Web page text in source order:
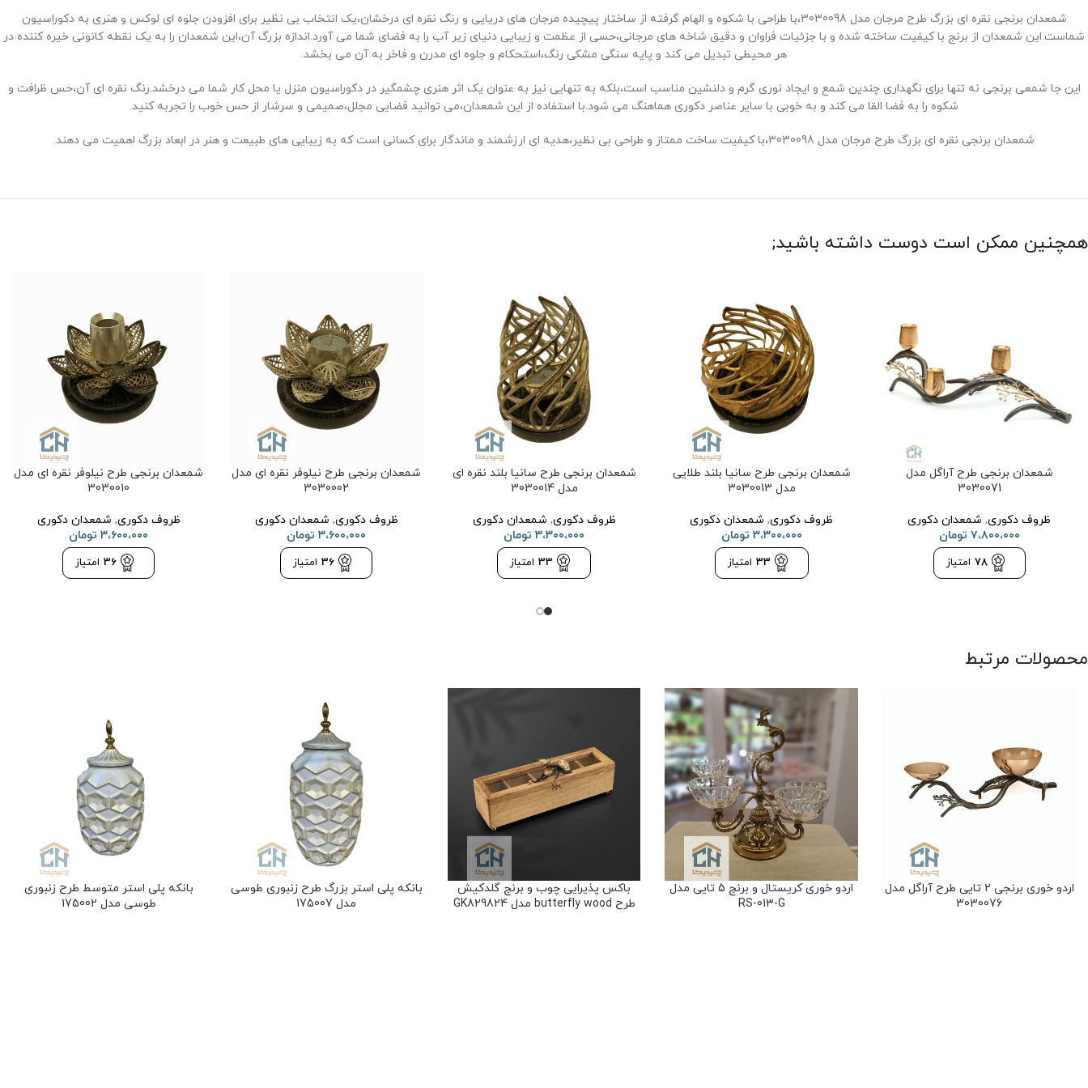
شمعدان برنجی نقره ای بزرگ طرح مرجان مدل 3030098،با طراحی با شکوه و الهام گرفته از ساختار پیچیده مرجان‌ های دریایی و رنگ نقره‌ ای درخشان،یک انتخاب بی‌ نظیر برای افزودن جلوه‌ ای لوکس و هنری به دکوراسیون
شماست.این شمعدان از برنج با کیفیت ساخته شده و با جزئیات فراوان و دقیق شاخه‌ های مرجانی،حسی از عظمت و زیبایی دنیای زیر آب را به فضای شما می ‌آورد.اندازه بزرگ آن،این شمعدان را به یک نقطه کانونی خیره ‌کننده در
هر محیطی تبدیل می ‌کند و پایه سنگی مشکی رنگ،استحکام و جلوه‌ ای مدرن و فاخر به آن می ‌بخشد.
این جا شمعی برنجی نه تنها برای نگهداری چندین شمع و ایجاد نوری گرم و دلنشین مناسب است،بلکه به تنهایی نیز به عنوان یک اثر هنری چشمگیر در دکوراسیون منزل یا محل کار شما می ‌درخشد.رنگ نقره ‌ای آن،حس ظرافت و
شکوه را به فضا القا می ‌کند و به خوبی با سایر عناصر دکوری هماهنگ می ‌شود.با استفاده از این شمعدان،می ‌توانید فضایی مجلل،صمیمی و سرشار از حس خوب را تجربه کنید.
شمعدان برنجی نقره ای بزرگ طرح مرجان مدل 3030098،با کیفیت ساخت ممتاز و طراحی بی‌ نظیر،هدیه ‌ای ارزشمند و ماندگار برای کسانی است که به زیبایی ‌های طبیعت و هنر در ابعاد بزرگ اهمیت می‌ دهند.
همچنین ممکن است دوست داشته باشید;
شمعدان برنجی طرح آراگل مدل
3030071
ظروف دکوری, شمعدان دکوری
۷،۸۰۰،۰۰۰ تومان
78 امتیاز
شمعدان برنجی طرح سانیا بلند طلایی
مدل 3030013
ظروف دکوری, شمعدان دکوری
۳،۳۰۰،۰۰۰ تومان
33 امتیاز
شمعدان برنجی طرح سانیا بلند نقره ای
مدل 3030014
ظروف دکوری, شمعدان دکوری
۳،۳۰۰،۰۰۰ تومان
33 امتیاز
شمعدان برنجی طرح نیلوفر نقره ای مدل
3030002
ظروف دکوری, شمعدان دکوری
۳،۶۰۰،۰۰۰ تومان
36 امتیاز
شمعدان برنجی طرح نیلوفر نقره ای مدل
3030010
ظروف دکوری, شمعدان دکوری
۳،۶۰۰،۰۰۰ تومان
36 امتیاز
محصولات مرتبط
اردو خوری برنجی 2 تایی طرح آراگل مدل
3030076
اردو خوری کریستال و برنج 5 تایی مدل
RS-013-G
باکس پذیرایی چوب و برنج گلدکیش
طرح butterfly wood مدل GK829824
بانکه پلی استر بزرگ طرح زنبوری طوسی
مدل 175007
بانکه پلی استر متوسط طرح زنبوری
طوسی مدل 175002